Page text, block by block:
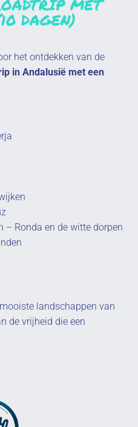
MET
DAGEN)
het ontdekken van de
in Andalusië met een
– Ronda en de witte dorpen
landschappen van
de vrijheid die een